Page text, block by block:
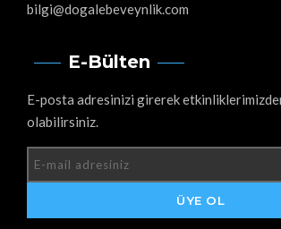
bilgi@dogalebeveynlik.com
E-Bülten
E-posta adresinizi girerek
olabilirsiniz.